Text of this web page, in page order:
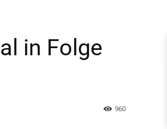
in Folge
960